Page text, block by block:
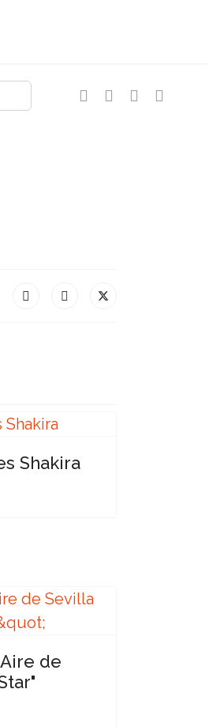
Shakira
de